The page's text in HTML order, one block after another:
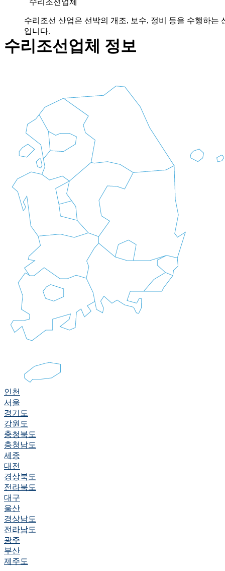
수리조선업체
수리조선 산업은 선박의 개조, 보수, 정비 등을 수행하는
입니다.
수리조선업체 정보
인천
서울
경기도
강원도
충청북도
충청남도
세종
대전
경상북도
전라북도
대구
울산
경상남도
전라남도
광주
부산
제주도